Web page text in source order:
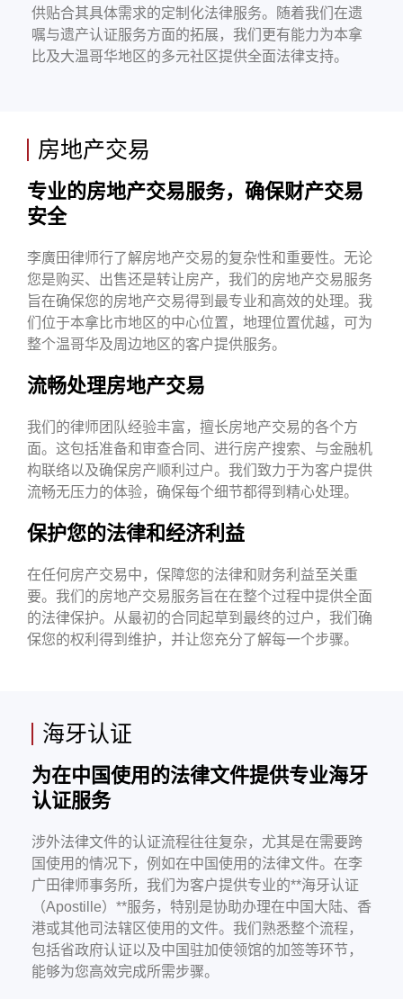
供贴合其具体需求的定制化法律服务。随着我们在遗
嘱与遗产认证服务方面的拓展，我们更有能力为本拿
比及大温哥华地区的多元社区提供全面法律支持。
房地产交易
专业的房地产交易服务，确保财产交易
安全
李廣田律师行了解房地产交易的复杂性和重要性。无论
您是购买、出售还是转让房产，我们的房地产交易服务
旨在确保您的房地产交易得到最专业和高效的处理。我
们位于本拿比市地区的中心位置，地理位置优越，可为
整个温哥华及周边地区的客户提供服务。
流畅处理房地产交易
我们的律师团队经验丰富，擅长房地产交易的各个方
面。这包括准备和审查合同、进行房产搜索、与金融机
构联络以及确保房产顺利过户。我们致力于为客户提供
流畅无压力的体验，确保每个细节都得到精心处理。
保护您的法律和经济利益
在任何房产交易中，保障您的法律和财务利益至关重
要。我们的房地产交易服务旨在在整个过程中提供全面
的法律保护。从最初的合同起草到最终的过户，我们确
保您的权利得到维护，并让您充分了解每一个步骤。
海牙认证
为在中国使用的法律文件提供专业海牙
认证服务
涉外法律文件的认证流程往往复杂，尤其是在需要跨
国使用的情况下，例如在中国使用的法律文件。在李
广田律师事务所，我们为客户提供专业的**海牙认证
（Apostille）**服务，特别是协助办理在中国大陆、香
港或其他司法辖区使用的文件。我们熟悉整个流程，
包括省政府认证以及中国驻加使领馆的加签等环节，
能够为您高效完成所需步骤。